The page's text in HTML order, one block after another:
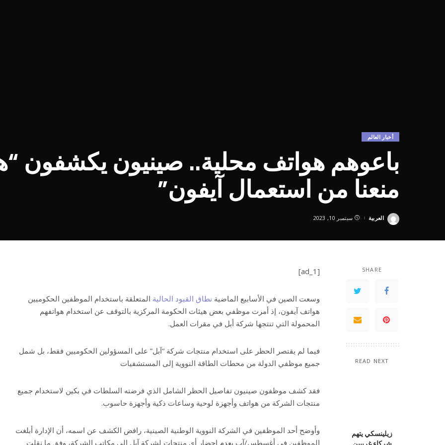
أخبار العالم
باعوهم هواتف محلية.. صينيون يكشفون
منعنا من استعمال آيفون”
Posted
العربية سبتمبر 10, 2023
SHARE
READ NEXT
زيلينسكي يتهم
[ad_1]
وسعت الصين في الأسابيع الماضية نطاق القيود الحالية المتعلقة باستخدام الموظفين الحكوميين
هواتف آيفون، إذ أمرت موظفي بعض هيئات الحكومة المركزية بالتوقف عن استخدام هواتفهم
المحمولة التي تنتجها شركة أبل في مقرات العمل.
فيما لم يقتصر الحظر على استخدام منتجات شركة “آبل” على المسؤولين الحكوميين فقط، بل شمل
جميع موظفي الدولة من محطات الطاقة النووية إلى المستشفيات
فقد كشف موظفون صينيون تفاصيل الحظر الشامل الذي فرضته السلطات في بكين لاستخدام جميع
منتجات الشركة من هواتف وأجهزة لوحية وساعات ذكية وأجهزة حاسوب.
وأوضح أحد الموظفين في الشركة النووية الوطنية الصينية، رافض الكشف عن اسمه، أن الإدارة أبلغت
الموظفين في أغسطس/آب بعدم إحضار أي منتجات لشركة آبل إلى مكاتب الشركة، وفق ما نقلت